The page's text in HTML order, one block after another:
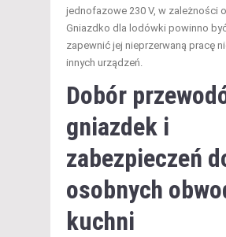
jednofazowe 230 V, w zależności
Gniazdko dla lodówki powinno
zapewnić jej nieprzerwaną pracę
innych urządzeń.
Dobór
gniazdek i
zabezpieczeń
osobnych
kuchni